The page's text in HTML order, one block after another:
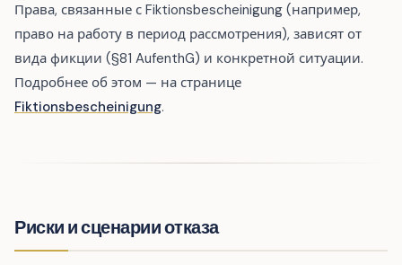
Права, связанные с Fiktionsbescheinigung (например,
право на работу в период рассмотрения), зависят от
вида фикции (§81 AufenthG) и конкретной ситуации.
Подробнее об этом — на странице
Fiktionsbescheinigung.
Риски и сценарии отказа